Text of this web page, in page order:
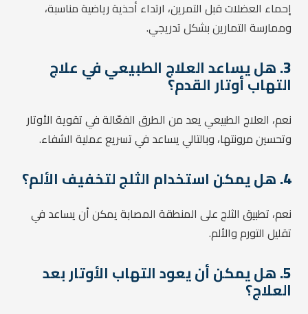
إحماء العضلات قبل التمرين، ارتداء أحذية رياضية مناسبة،
وممارسة التمارين بشكل تدريجي.
3. هل يساعد العلاج الطبيعي في علاج
التهاب أوتار القدم؟
نعم، العلاج الطبيعي يعد من الطرق الفعّالة في تقوية الأوتار
وتحسين مرونتها، وبالتالي يساعد في تسريع عملية الشفاء.
4. هل يمكن استخدام الثلج لتخفيف الألم؟
نعم، تطبيق الثلج على المنطقة المصابة يمكن أن يساعد في
تقليل التورم والألم.
5. هل يمكن أن يعود التهاب الأوتار بعد
العلاج؟